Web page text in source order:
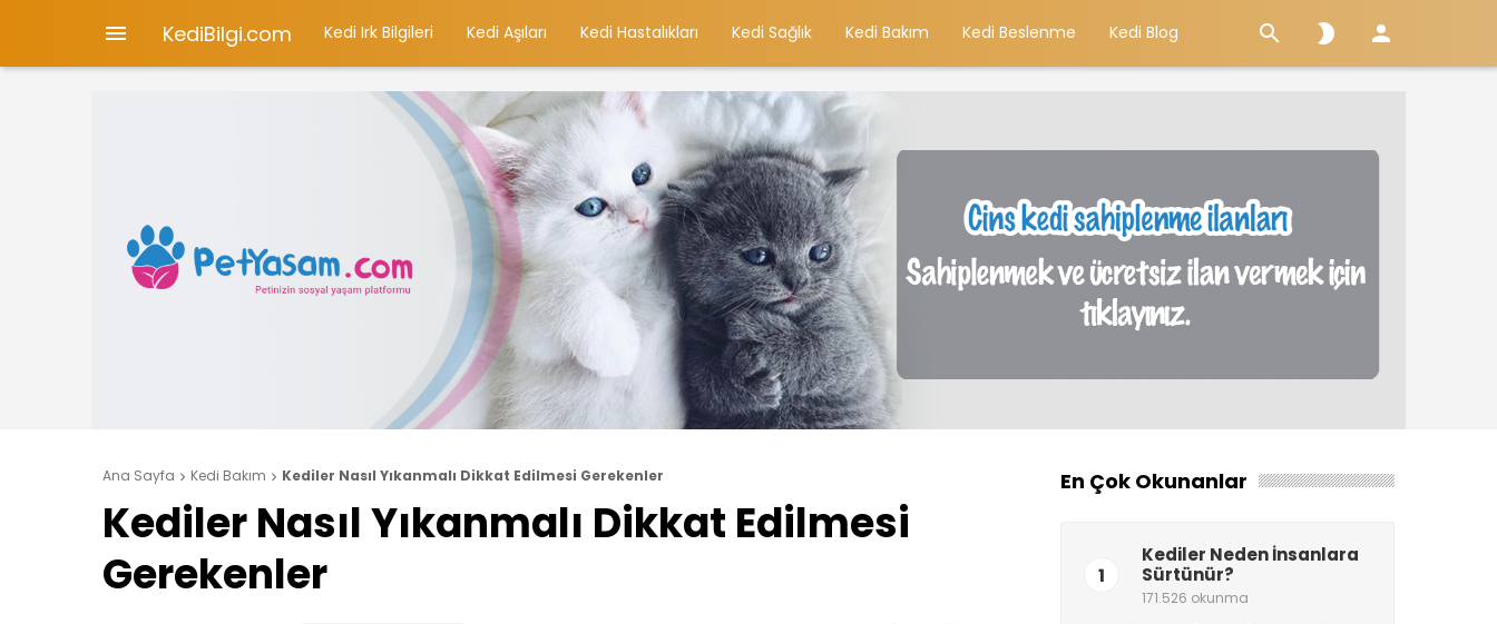
 KediBilgi.com Kedi Irk Bilgileri Kedi Aşıları Kedi Hastalıkları Kedi Sağlık Kedi Bakım Kedi Beslenme Kedi Blog   
Ana Sayfa  Kedi Bakım  Kediler Nasıl Yıkanmalı Dikkat Edilmesi Gerekenler
Kediler Nasıl Yıkanmalı Dikkat Edilmesi
Gerekenler
En Çok Okunanlar
1
Kediler Neden İnsanlara
Sürtünür?
171.526 okunma